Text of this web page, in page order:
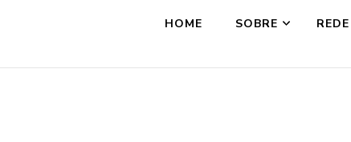
HOME SOBRE REDE